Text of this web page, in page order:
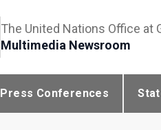
The United Nations Office at
Multimedia Newsroom
Press Conferences